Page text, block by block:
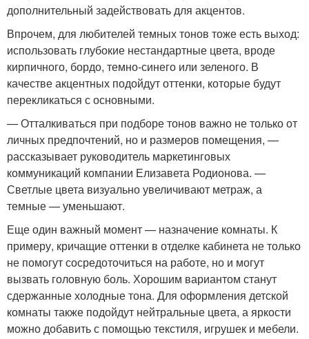
дополнительный задействовать для акцентов.
Впрочем, для любителей темных тонов тоже есть выход:
использовать глубокие нестандартные цвета, вроде
кирпичного, бордо, темно-синего или зеленого. В
качестве акцентных подойдут оттенки, которые будут
перекликаться с основными.
— Отталкиваться при подборе тонов важно не только от
личных предпочтений, но и размеров помещения, —
рассказывает руководитель маркетинговых
коммуникаций компании Елизавета Родионова. —
Светлые цвета визуально увеличивают метраж, а
темные — уменьшают.
Еще один важный момент — назначение комнаты. К
примеру, кричащие оттенки в отделке кабинета не только
не помогут сосредоточиться на работе, но и могут
вызвать головную боль. Хорошим вариантом станут
сдержанные холодные тона. Для оформления детской
комнаты также подойдут нейтральные цвета, а яркости
можно добавить с помощью текстиля, игрушек и мебели.